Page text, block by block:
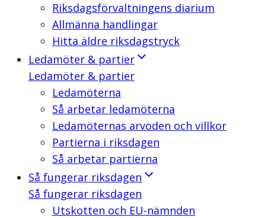
Riksdagsförvaltningens diarium
Allmänna handlingar
Hitta äldre riksdagstryck
Ledamöter & partier
Ledamöter & partier
Ledamöterna
Så arbetar ledamöterna
Ledamöternas arvoden och villkor
Partierna i riksdagen
Så arbetar partierna
Så fungerar riksdagen
Så fungerar riksdagen
Utskotten och EU-nämnden